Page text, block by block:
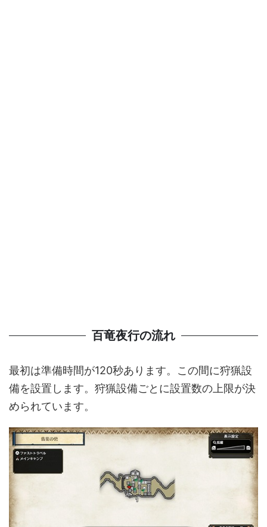
百竜夜行の流れ
最初は準備時間が120秒あります。この間に狩猟設
備を設置します。狩猟設備ごとに設置数の上限が決
められています。